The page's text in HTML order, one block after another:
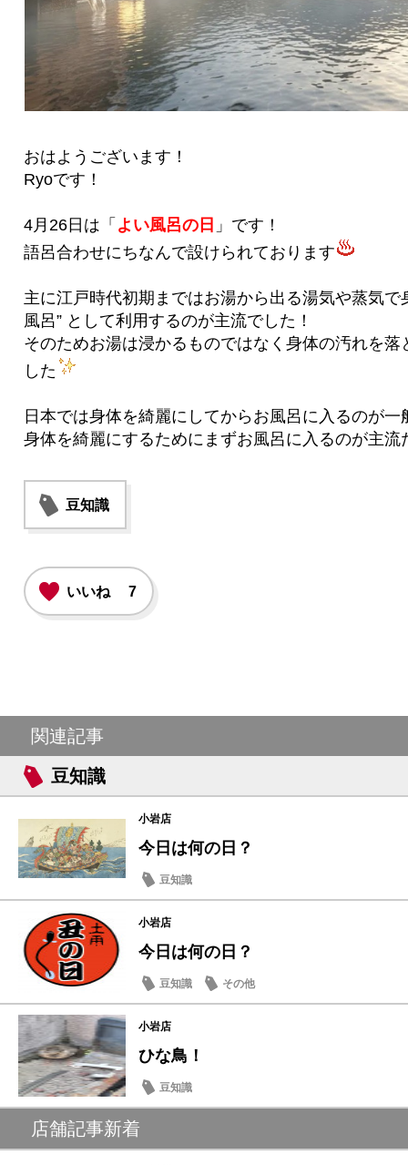
おはようございます！
Ryoです！
4月26日は「 よい風呂の日 」です！
語呂合わせにちなんで設けられております
主に江戸時代初期まではお湯から出る湯気や蒸気で
風呂” として利用するのが主流でした！
そのためお湯は浸かるものではなく身体の汚れを
した
日本では身体を綺麗にしてからお風呂に入るのが
身体を綺麗にするためにまずお風呂に入るのが主流
豆知識
いいね 7
関連記事
豆知識
小岩店
今日は何の日？
豆知識
小岩店
今日は何の日？
豆知識 その他
小岩店
ひな鳥！
豆知識
店舗記事新着